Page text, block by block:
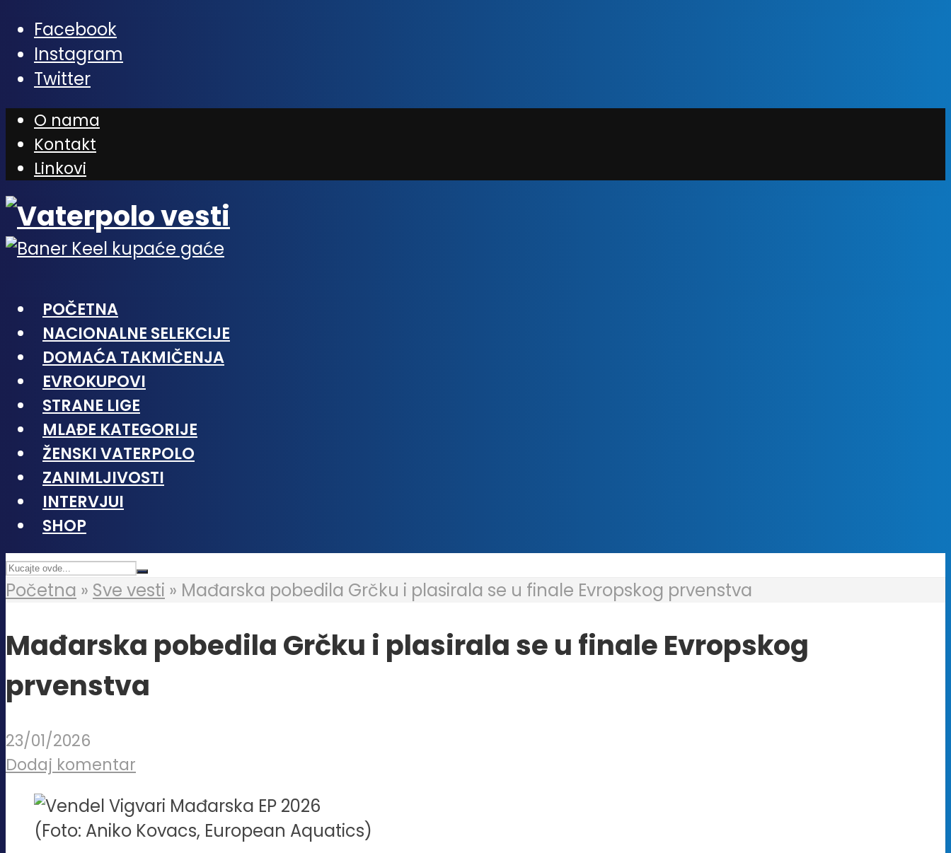
Facebook
Instagram
Twitter
O nama
Kontakt
Linkovi
POČETNA
NACIONALNE SELEKCIJE
DOMAĆA TAKMIČENJA
EVROKUPOVI
STRANE LIGE
MLAĐE KATEGORIJE
ŽENSKI VATERPOLO
ZANIMLJIVOSTI
INTERVJUI
SHOP
Početna » Sve vesti » Mađarska pobedila Grčku i plasirala se u finale Evropskog prvenstva
Mađarska pobedila Grčku i plasirala se u finale Evropskog
prvenstva
23/01/2026
Dodaj komentar
(Foto: Aniko Kovacs, European Aquatics)